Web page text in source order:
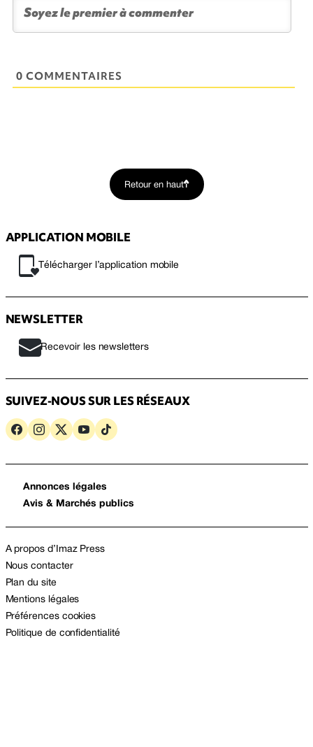
0 COMMENTAIRES
Retour en haut
APPLICATION MOBILE
Télécharger l’application mobile
NEWSLETTER
Recevoir les newsletters
SUIVEZ-NOUS SUR LES RÉSEAUX
Annonces légales
Avis & Marchés publics
A propos d’Imaz Press
Nous contacter
Plan du site
Mentions légales
Préférences cookies
Politique de confidentialité